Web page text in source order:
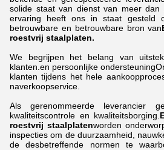
solide staat van dienst van meer dan
ervaring heeft ons in staat gesteld
betrouwbare en betrouwbare bron van
roestvrij staalplaten.
We begrijpen het belang van
klanten.en persoonlijke
klanten tijdens het hele
naverkoopservice.
Als gerenommeerde leverancier
kwaliteitscontrole en kwaliteitsborging.
roestvrij staalplatenworden
inspecties om de duurzaamheid,
de desbetreffende normen te